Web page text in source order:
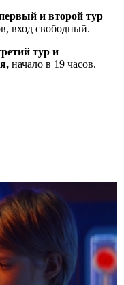
и второй тур
вход свободный.
тур и
начало в 19 часов.